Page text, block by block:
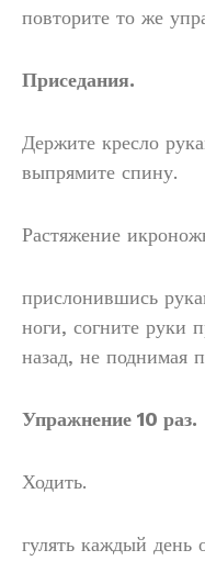
повторите то же
Приседания.
Держите кресло
выпрямите спину.
Растяжение
прислонившись
ноги, согните руки
назад, не поднимая
Упражнение 10 раз.
Ходить.
гулять каждый